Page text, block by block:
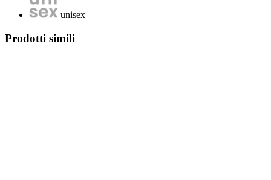
unisex
Prodotti simili